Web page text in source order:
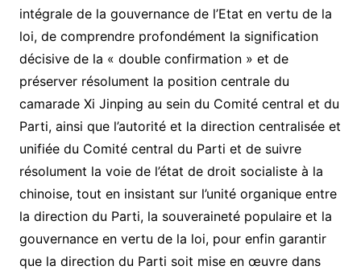
intégrale de la gouvernance de l’Etat en vertu de la
loi, de comprendre profondément la signification
décisive de la « double confirmation » et de
préserver résolument la position centrale du
camarade Xi Jinping au sein du Comité central et du
Parti, ainsi que l’autorité et la direction centralisée et
unifiée du Comité central du Parti et de suivre
résolument la voie de l’état de droit socialiste à la
chinoise, tout en insistant sur l’unité organique entre
la direction du Parti, la souveraineté populaire et la
gouvernance en vertu de la loi, pour enfin garantir
que la direction du Parti soit mise en œuvre dans